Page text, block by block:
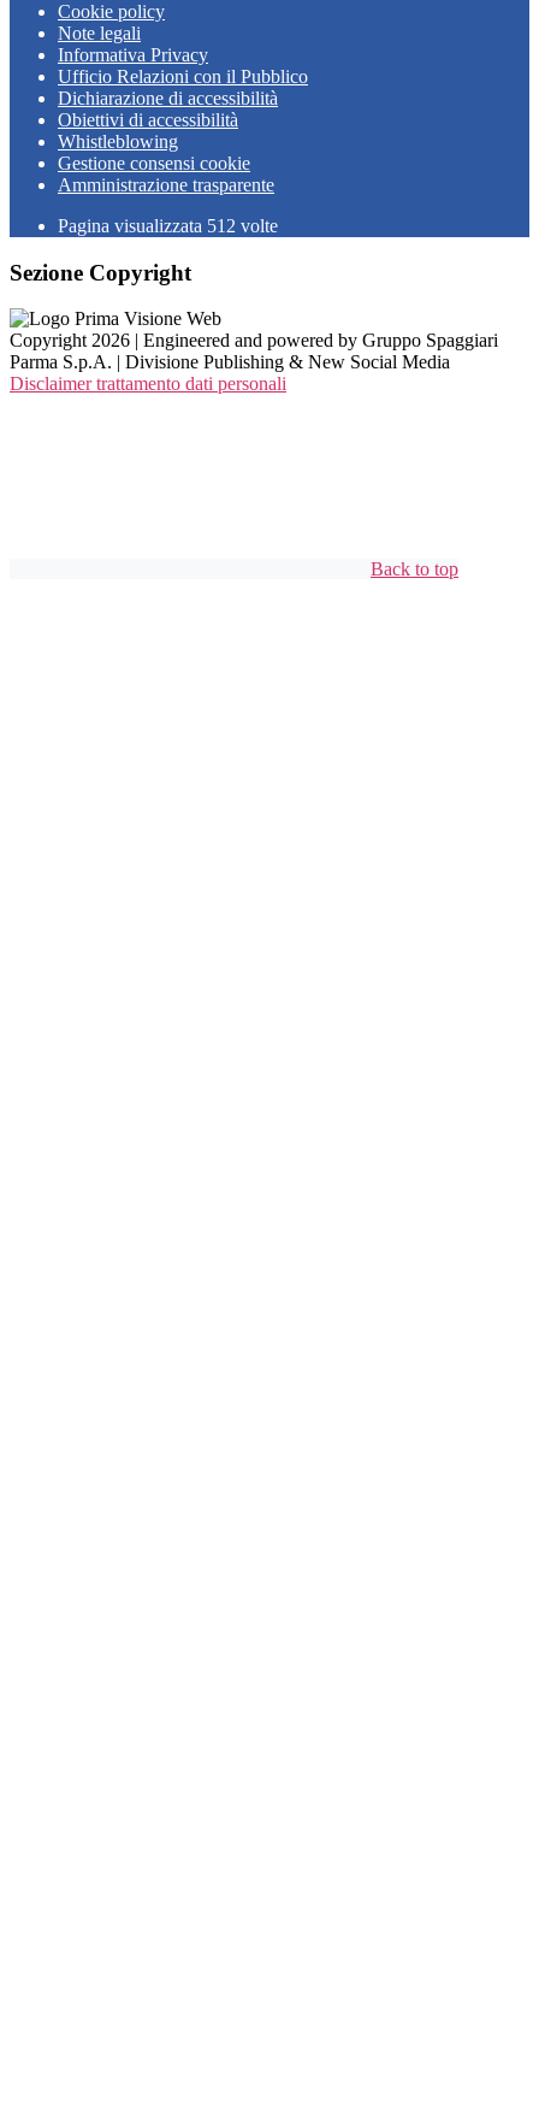
Cookie policy
Note legali
Informativa Privacy
Ufficio Relazioni con il Pubblico
Dichiarazione di accessibilità
Obiettivi di accessibilità
Whistleblowing
Gestione consensi cookie
Amministrazione trasparente
Pagina visualizzata 512 volte
Sezione Copyright
Copyright 2026 | Engineered and powered by Gruppo Spaggiari
Parma S.p.A. | Divisione Publishing & New Social Media
Disclaimer trattamento dati personali
Back to top